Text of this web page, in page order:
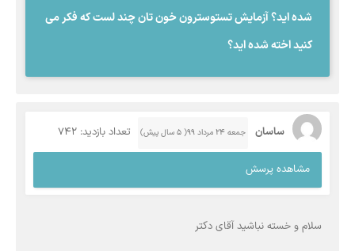
شده اید؟ آزمایش تستوسترون خون تان چند لست که فکر می
کنید اخته شده اید؟
ساسان جمعه ۲۴ مرداد ۹۹( 5 سال پیش) تعداد بازدید: 742
مشاهده پرسش
سلام و خسته نباشید آقای دکتر